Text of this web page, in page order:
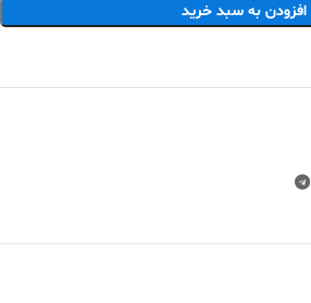
افزودن به سبد خرید